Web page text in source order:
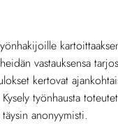
vastauksensa
kertovat
työnhausta
anonyymisti.